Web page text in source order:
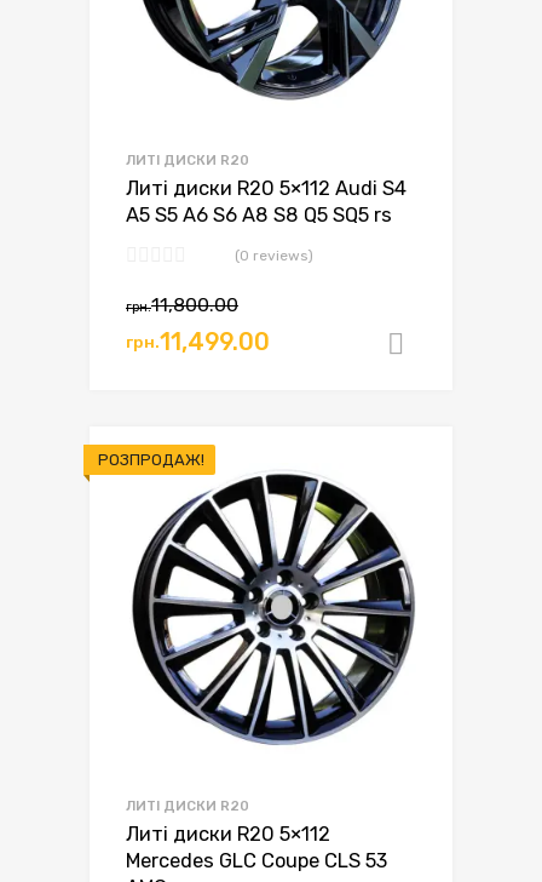
ЛИТІ ДИСКИ R20
Литі диски R20 5×112 Audi S4
A5 S5 A6 S6 A8 S8 Q5 SQ5 rs
(0 reviews)
грн.11,800.00
грн.11,499.00
РОЗПРОДАЖ!
ЛИТІ ДИСКИ R20
Литі диски R20 5×112
Mercedes GLC Coupe CLS 53